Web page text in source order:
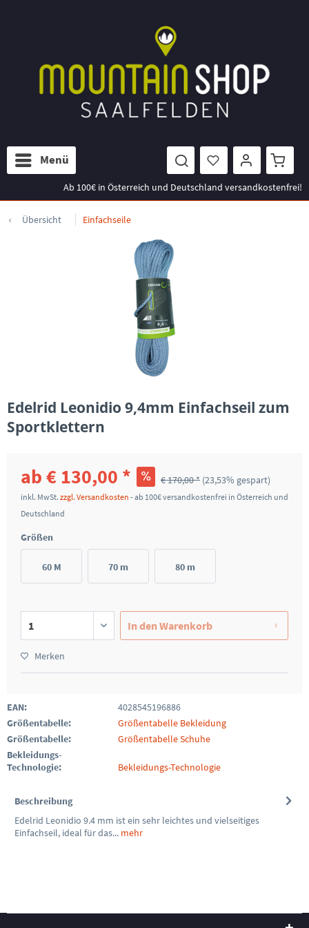
Menü
Ab 100€ in Österreich und Deutschland versandkostenfrei!
Übersicht Einfachseile
Edelrid Leonidio 9,4mm Einfachseil zum
Sportklettern
ab € 130,00 * € 170,00 * (23,53% gespart)
inkl. MwSt. zzgl. Versandkosten - ab 100€ versandkostenfrei in Österreich und
Deutschland
Größen
60 M 70 m 80 m
In den Warenkorb
Merken
EAN:
4028545196886
Größentabelle:
Größentabelle Bekleidung
Größentabelle:
Größentabelle Schuhe
Bekleidungs-
Technologie:
Bekleidungs-Technologie
Beschreibung
Edelrid Leonidio 9.4 mm ist ein sehr leichtes und vielseitiges
Einfachseil, ideal für das... mehr